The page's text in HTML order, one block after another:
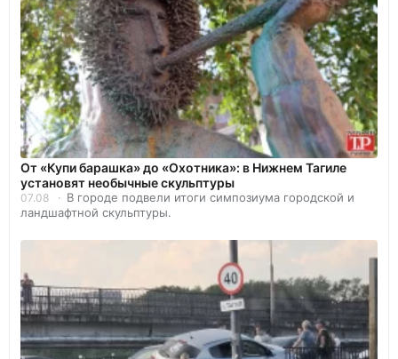
От «Купи барашка» до «Охотника»: в Нижнем Тагиле
установят необычные скульптуры
07.08
В городе подвели итоги симпозиума городской и
ландшафтной скульптуры.